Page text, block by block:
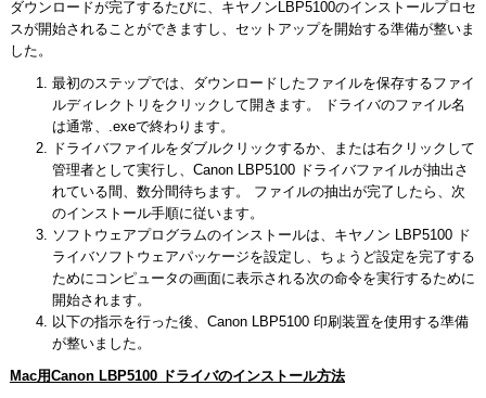
ダウンロードが完了するたびに、キヤノンLBP5100のインストールプロセ
スが開始されることができますし、セットアップを開始する準備が整いま
した。
最初のステップでは、ダウンロードしたファイルを保存するファイ
ルディレクトリをクリックして開きます。 ドライバのファイル名
は通常、.exeで終わります。
ドライバファイルをダブルクリックするか、または右クリックして
管理者として実行し、Canon LBP5100 ドライバファイルが抽出さ
れている間、数分間待ちます。 ファイルの抽出が完了したら、次
のインストール手順に従います。
ソフトウェアプログラムのインストールは、キヤノン LBP5100 ド
ライバソフトウェアパッケージを設定し、ちょうど設定を完了する
ためにコンピュータの画面に表示される次の命令を実行するために
開始されます。
以下の指示を行った後、Canon LBP5100 印刷装置を使用する準備
が整いました。
Mac用Canon LBP5100 ドライバのインストール方法